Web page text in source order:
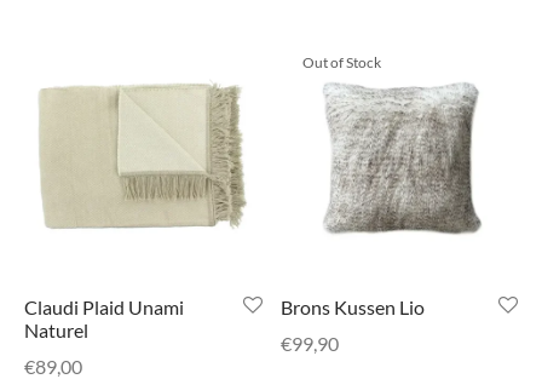
Claudi Plaid Unami
Naturel
€89,00
Out of Stock
Brons Kussen Lio
€99,90